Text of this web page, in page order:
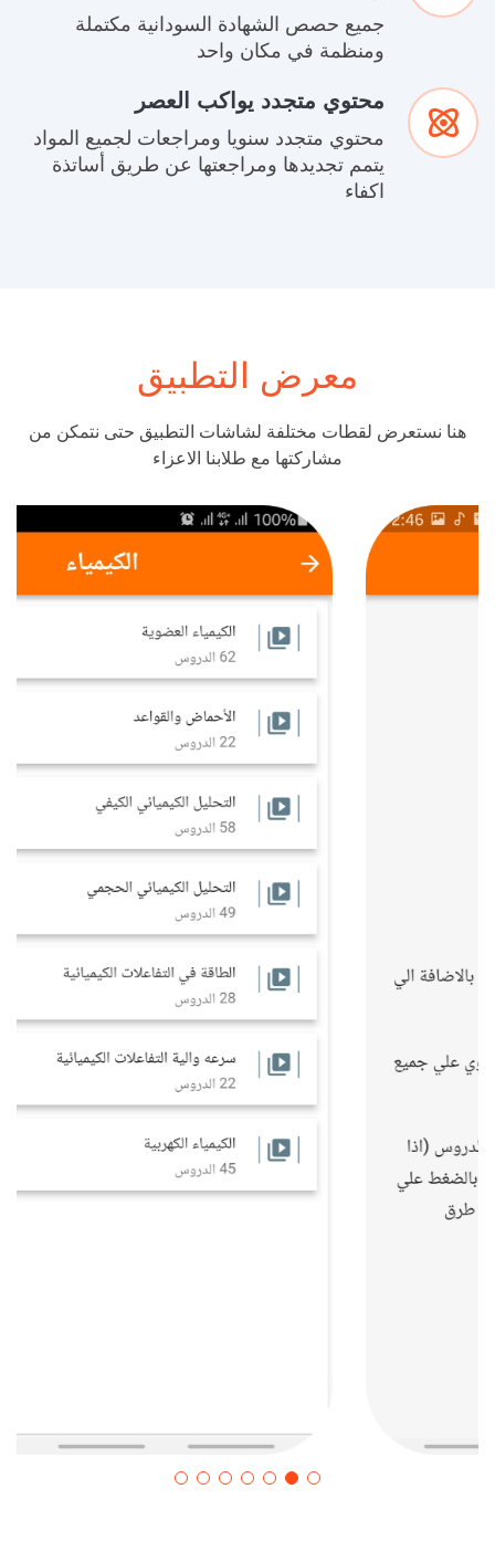
جميع حصص الشهادة السودانية مكتملة
ومنظمة في مكان واحد
محتوي متجدد يواكب العصر
محتوي متجدد سنويا ومراجعات لجميع المواد
يتمم تجديدها ومراجعتها عن طريق أساتذة
اكفاء
معرض التطبيق
هنا نستعرض لقطات مختلفة لشاشات التطبيق حتى نتمكن من
مشاركتها مع طلابنا الاعزاء